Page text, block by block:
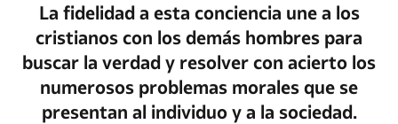
La fidelidad a esta conciencia une a los
cristianos con los demás hombres para
buscar la verdad y resolver con acierto los
numerosos problemas morales que se
presentan al individuo y a la sociedad.